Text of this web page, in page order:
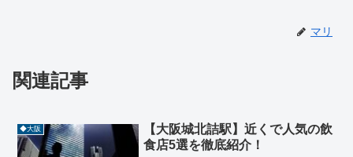
マリ
関連記事
◆大阪
【大阪城北詰駅】近くで人気の飲
食店5選を徹底紹介！